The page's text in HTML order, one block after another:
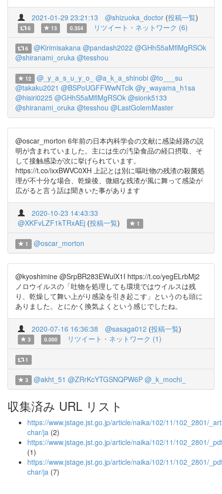
2021-01-29 23:21:13 @shizuoka_doctor (投稿一覧)
6 13 0.354 リツイート・ネットワーク (6)
6 @Kirimisakana @pandash2022 @GHhS5aMflMgRSOk
@shiranami_oruka @tesshou
12 @_y_a_s_u_y_o_ @a_k_a_shinobi @to___su
@takaku2021 @BSPoUGFFWwNTclk @y_wayama_h1sa
@hisiri0225 @GHhS5aMflMgRSOk @sionk5133
@shiranami_oruka @tesshou @LastGolemMaster
@oscar_morton 6年前の日本内科学会の文献に感染経路の説
明が含まれていました。主には生の汚染食品の経口摂取、そ
して接触感染が次に挙げられています。
https://t.co/ixxBWVC0XH 上記とは別に嘔吐物の残渣の殺菌処
理が不十分な場合、乾燥後、微細な残渣が風に舞って感染が
広がると言う話は聞きいた事があります
2020-10-23 14:43:33
@XKFvLZF1kTRxAEj (投稿一覧) 1
1 @oscar_morton
@kyoshimine @SrpBR283EWulX1I https://t.co/yegELrbMj2
ノロウイルスの「吐物を処理しても環境ではウイルスは残
り、乾燥して舞い上がり感染を引き起こす」というのも頭に
ありました。とにかく換気よくという感じでしたね。
2020-07-16 16:36:38 @sasaga012 (投稿一覧)
3 0.000 リツイート・ネットワーク (1)
1
3 @akht_51 @ZRrKcYTGSNQPW6P @_k_mochi_
収集済み URL リスト
https://www.jstage.jst.go.jp/article/naika/102/11/102_2801/
char/ja (2)
https://www.jstage.jst.go.jp/article/naika/102/11/102_2801/
(1)
https://www.jstage.jst.go.jp/article/naika/102/11/102_2801/
char/ja (7)